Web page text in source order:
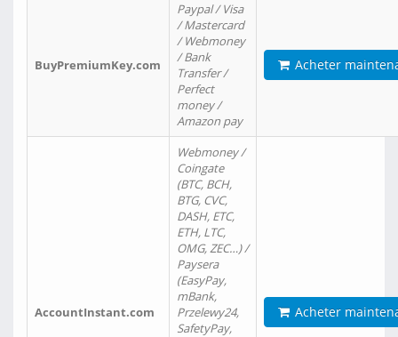
BuyPremiumKey.com
Paypal / Visa
/ Mastercard
/ Webmoney
/ Bank
Transfer /
Perfect
money /
Amazon pay
Acheter
AccountInstant.com
Webmoney /
Coingate
(BTC, BCH,
BTG, CVC,
DASH, ETC,
ETH, LTC,
OMG, ZEC…) /
Paysera
(EasyPay,
mBank,
Przelewy24,
SafetyPay,
Acheter